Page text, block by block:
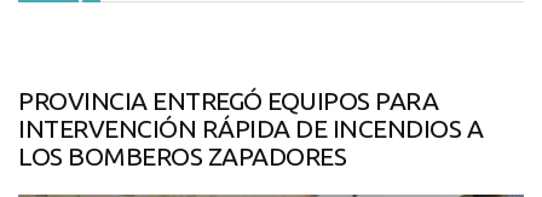
PROVINCIA ENTREGÓ EQUIPOS PARA
INTERVENCIÓN RÁPIDA DE INCENDIOS A
LOS BOMBEROS ZAPADORES